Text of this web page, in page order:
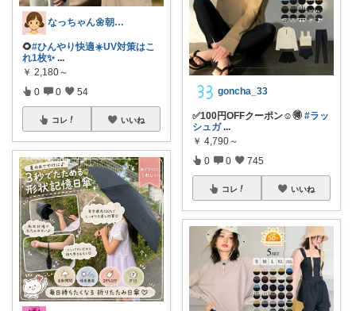
なっちゃん🌼朝7時コレ☀️
🌻#ひんやり快適☀️UV対策はこ
れ1枚✨ ...
￥ 2,180～
0 0 54
コレ いいね
goncha_33
✅100円OFFクーポン☺🉐 #ラッ
シュガ ...
￥ 4,790～
0 0 745
コレ いいね